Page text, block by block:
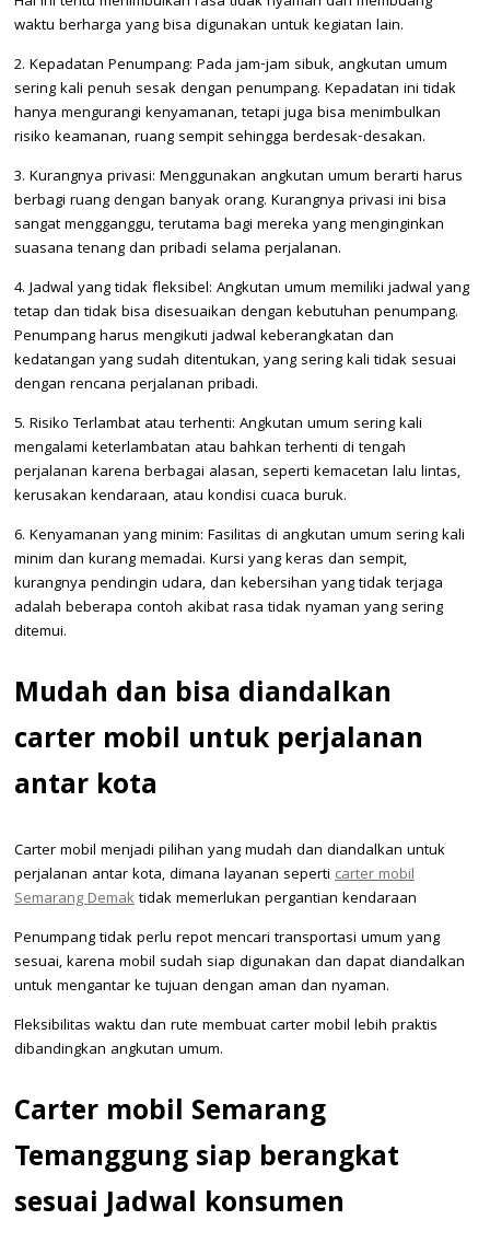
waktu berharga yang bisa digunakan untuk kegiatan lain.
2. Kepadatan Penumpang: Pada jam-jam sibuk, angkutan umum
sering kali penuh sesak dengan penumpang. Kepadatan ini tidak
hanya mengurangi kenyamanan, tetapi juga bisa menimbulkan
risiko keamanan, ruang sempit sehingga berdesak-desakan.
3. Kurangnya privasi: Menggunakan angkutan umum berarti harus
berbagi ruang dengan banyak orang. Kurangnya privasi ini bisa
sangat mengganggu, terutama bagi mereka yang menginginkan
suasana tenang dan pribadi selama perjalanan.
4. Jadwal yang tidak fleksibel: Angkutan umum memiliki jadwal yang
tetap dan tidak bisa disesuaikan dengan kebutuhan penumpang.
Penumpang harus mengikuti jadwal keberangkatan dan
kedatangan yang sudah ditentukan, yang sering kali tidak sesuai
dengan rencana perjalanan pribadi.
5. Risiko Terlambat atau terhenti: Angkutan umum sering kali
mengalami keterlambatan atau bahkan terhenti di tengah
perjalanan karena berbagai alasan, seperti kemacetan lalu lintas,
kerusakan kendaraan, atau kondisi cuaca buruk.
6. Kenyamanan yang minim: Fasilitas di angkutan umum sering kali
minim dan kurang memadai. Kursi yang keras dan sempit,
kurangnya pendingin udara, dan kebersihan yang tidak terjaga
adalah beberapa contoh akibat rasa tidak nyaman yang sering
ditemui.
Mudah dan bisa diandalkan
carter mobil untuk perjalanan
antar kota
Carter mobil menjadi pilihan yang mudah dan diandalkan untuk
perjalanan antar kota, dimana layanan seperti carter mobil
Semarang Demaktidak memerlukan pergantian kendaraan
Penumpang tidak perlu repot mencari transportasi umum yang
sesuai, karena mobil sudah siap digunakan dan dapat diandalkan
untuk mengantar ke tujuan dengan aman dan nyaman.
Fleksibilitas waktu dan rute membuat carter mobil lebih praktis
dibandingkan angkutan umum.
Carter mobil Semarang
Temanggung siap berangkat
sesuai Jadwal konsumen